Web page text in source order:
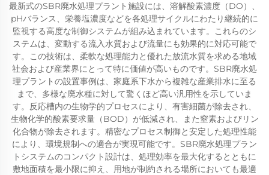
最新式のSBR廃水処理プラント施設には、溶解酸素濃度（DO）、
pHバランス、栄養塩濃度などを各処理サイクルにわたり継続的に
監視する高度な制御システムが組み込まれています。これらのシ
ステムは、変動する流入水質および流量にも効果的に対応可能で
す。この技術は、柔軟な処理能力と優れた放流水質を求める地域
社会および産業界にとって特に価値が高いものです。SBR廃水処
理プラントの設置事例は、家庭系下水から複雑な産業排水に至る
まで、多様な廃水種に対して驚くほど高い汎用性を示していま
す。反応槽内の生物学的プロセスにより、有害細菌が除去され、
生物化学的酸素要求量（BOD）が低減され、また窒素およびリン
化合物が除去されます。精密なプロセス制御と安定した処理性能
により、環境規制への適合が実現可能です。SBR廃水処理プラン
トシステムのコンパクト設計は、処理効率を最大化するとともに
敷地面積を最小限に抑え、用地が制約される場所においても最適